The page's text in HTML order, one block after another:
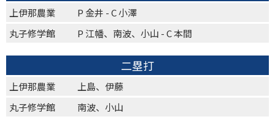
上伊那農業
P 金井 - C 小澤
丸子修学館
P 江幡、南波、小山 - C 本間
二塁打
上伊那農業
上島、伊藤
丸子修学館
南波、小山